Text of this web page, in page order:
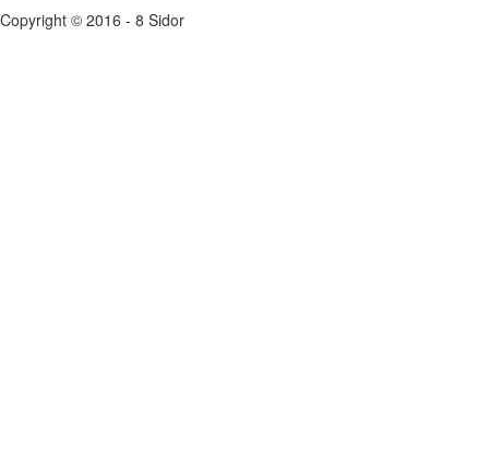
Copyright © 2016 - 8 Sidor